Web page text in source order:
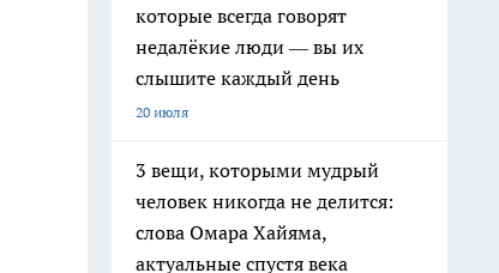
которые всегда говорят
недалёкие люди — вы их
слышите каждый день
20 июля
3 вещи, которыми мудрый
человек никогда не делится:
слова Омара Хайяма,
актуальные спустя века